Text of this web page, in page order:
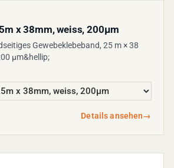
x 38mm, weiss, 200µm
Gewebeklebeband, 25 m × 38
µm&hellip;
Details ansehen→